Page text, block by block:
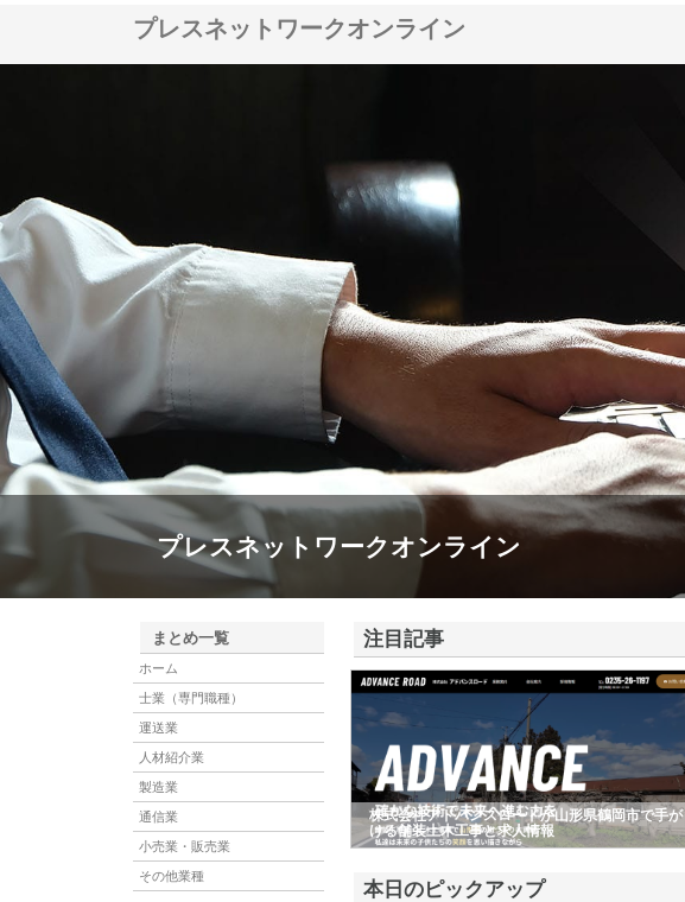
プレスネットワークオンライン
プレスネットワークオンライン
まとめ一覧
ホーム
士業（専門職種）
運送業
人材紹介業
製造業
通信業
小売業・販売業
その他業種
注目記事
株式会社アドバンスロードが山形県鶴岡市で手が
ける舗装土木工事と求人情報
本日のピックアップ